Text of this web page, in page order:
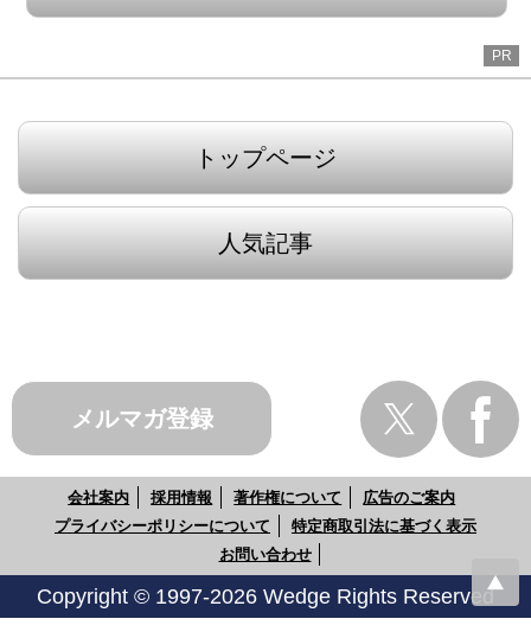
PR
トップページ
人気記事
メルマガ登録
会社案内 採用情報 著作権について
広告のご案内
プライバシーポリシーについて
特定商取引法に基づく表示
お問い合わせ
Copyright © 1997-2026 Wedge Rights Reserved